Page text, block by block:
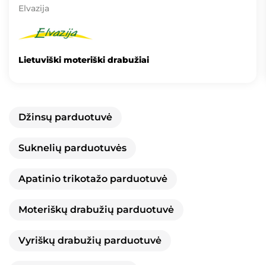
Elvazija
Lietuviški moteriški drabužiai
Džinsų parduotuvė
Suknelių parduotuvės
Apatinio trikotažo parduotuvė
Moteriškų drabužių parduotuvė
Vyriškų drabužių parduotuvė